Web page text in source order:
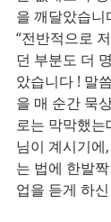
을 깨달았습니
“전반적으로
던 부분도 더
았습니다 ! 말
을 매 순간 묵
로는 막막했는
님이 계시기
는 법에 한발
업을 듣게 하